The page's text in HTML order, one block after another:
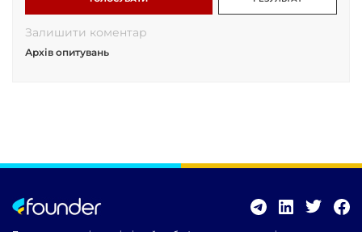
Залишити коментар
Архів опитувань